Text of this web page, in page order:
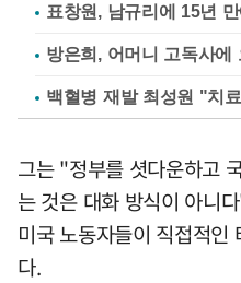
표창원, 남규리에 15년
방은희, 어머니 고독사
백혈병 재발 최성원 "치
그는 "정부를 셧다운하고
는 것은 대화 방식이 아니
미국 노동자들이 직접적
다.